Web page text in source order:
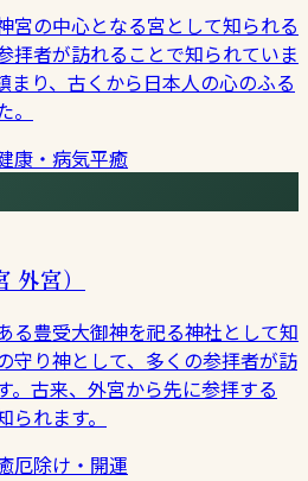
宮の中心となる宮として知られる
拝者が訪れることで知られていま
まり、古くから日本人の心のふる
康・病気平癒
宮）
る豊受大御神を祀る神社として知
守り神として、多くの参拝者が訪
。古来、外宮から先に参拝する
られます。
厄除け・開運